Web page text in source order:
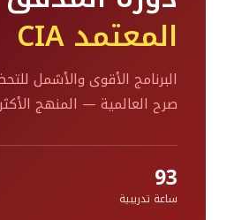
المعتمد CIA
صرح العالمية — المنهج الأكثر
93
ساعة تدريبية